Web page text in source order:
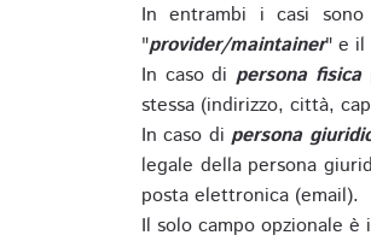
In entrambi i casi
"provider/maintainer" e il
In caso dipersona fisica
stessa (indirizzo, città,
In caso dipersona
legale della persona
posta elettronica (email).
Il solo campo opzionale